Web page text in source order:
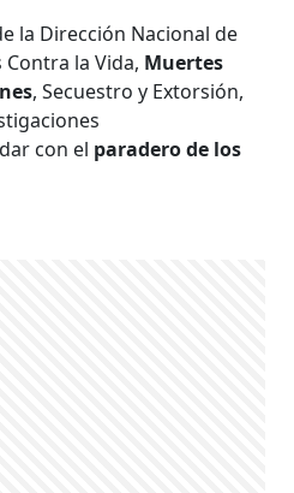
la Dirección Nacional de
la Vida, Muertes
, Secuestro y Extorsión,
con el paradero de los